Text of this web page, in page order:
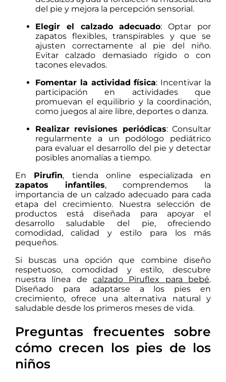
del pie y mejora la percepción sensorial.
Elegir el calzado adecuado:Optar por
zapatos flexibles, transpirables y que se
ajusten correctamente al pie del niño.
Evitar calzado demasiado rígido o con
tacones elevados.
Fomentar la actividad física: Incentivar la
participación en actividades que
promuevan el equilibrio y la coordinación,
como juegos al aire libre, deportes o danza.
Realizar revisiones periódicas:Consultar
regularmente a un podólogo pediátrico
para evaluar el desarrollo del pie y detectar
posibles anomalías a tiempo.
En Pirufin, tienda online especializada en
zapatos infantiles, comprendemos la
importancia de un calzado adecuado para cada
etapa del crecimiento.
Nuestra selección de
productos está diseñada para apoyar el
desarrollo saludable del pie, ofreciendo
comodidad, calidad y estilo para los más
pequeños.
Si buscas una opción que combine diseño
respetuoso, comodidad y estilo, descubre
nuestra línea de calzado Piruflex para bebé.
Diseñado para adaptarse a los pies en
crecimiento, ofrece una alternativa natural y
saludable desde los primeros meses de vida.
Preguntas frecuentes sobre
cómo crecen los pies de los
niños